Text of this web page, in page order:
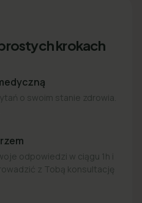
krokach
o swoim stanie zdrowia.
odpowiedzi w ciągu 1h i
z Tobą konsultację